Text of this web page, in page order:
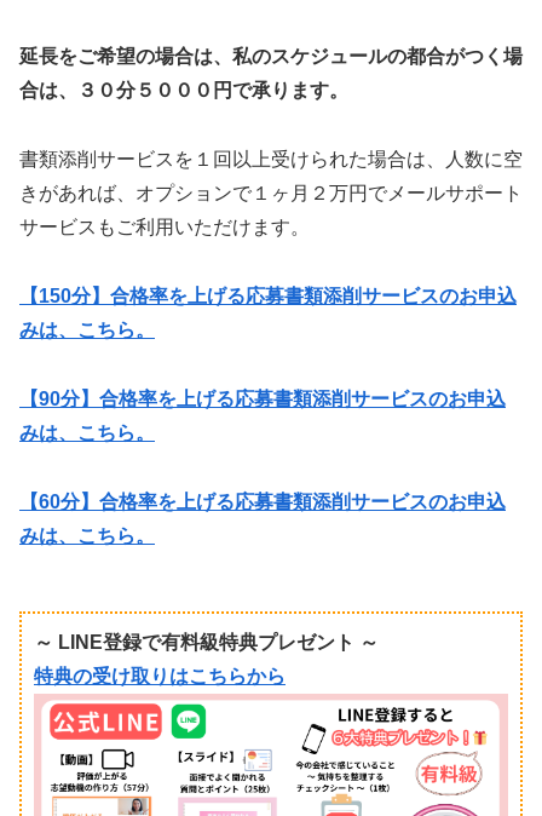
延長をご希望の場合は、私のスケジュールの都合がつく場
合は、３０分５０００円で承ります。
書類添削サービスを１回以上受けられた場合は、人数に空
きがあれば、オプションで１ヶ月２万円でメールサポート
サービスもご利用いただけます。
【150分】合格率を上げる応募書類添削サービスのお申込
みは、こちら。
【90分】合格率を上げる応募書類添削サービスのお申込
みは、こちら。
【60分】合格率を上げる応募書類添削サービスのお申込
みは、こちら。
～ LINE登録で有料級特典プレゼント ～
特典の受け取りはこちらから